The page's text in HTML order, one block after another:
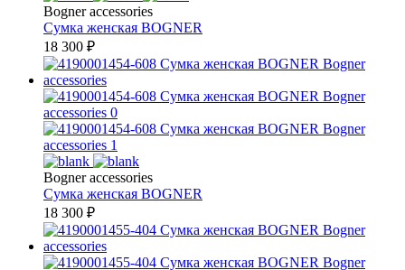
Bogner accessories
Сумка женская BOGNER
18 300 ₽
Bogner accessories
Сумка женская BOGNER
18 300 ₽